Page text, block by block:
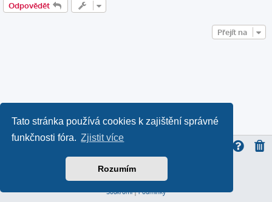
Tato stránka používá cookies k zajištění správné
funkčnosti fóra. Zjistit více
Rozumím
Odpovědět
Přejít na
ProLight Style by
Soukromí|Podmínky